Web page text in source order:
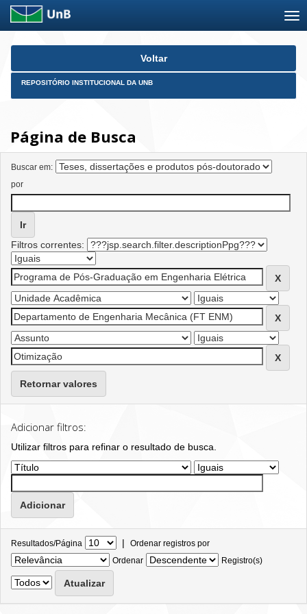
Skip
Voltar
REPOSITÓRIO INSTITUCIONAL DA UNB
Página de Busca
Buscar em:
por
Filtros correntes:
Retornar valores
Adicionar filtros:
Utilizar filtros para refinar o resultado de busca.
Resultados/Página | Ordenar registros por
Ordenar
Registro(s)